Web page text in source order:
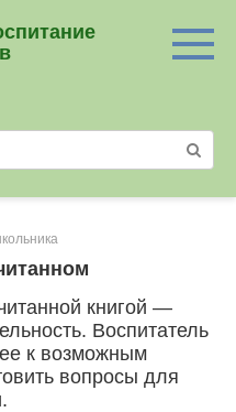
книгой —
Воспитатель
к возможным
вопросы для